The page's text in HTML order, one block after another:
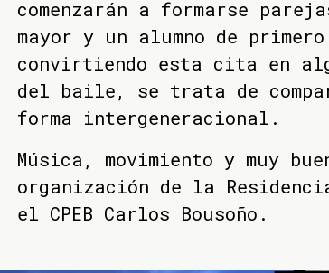
comenzarán a formarse
mayor y un alumno de
convirtiendo esta cita en
del baile, se trata de
forma intergeneracional.
Música, movimiento y muy
organización de la
el CPEB Carlos Bousoño.